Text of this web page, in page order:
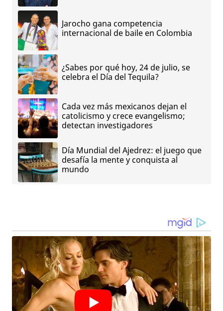
Jarocho gana competencia
internacional de baile en Colombia
¿Sabes por qué hoy, 24 de julio, se
celebra el Día del Tequila?
Cada vez más mexicanos dejan el
catolicismo y crece evangelismo;
detectan investigadores
Día Mundial del Ajedrez: el juego que
desafía la mente y conquista al
mundo